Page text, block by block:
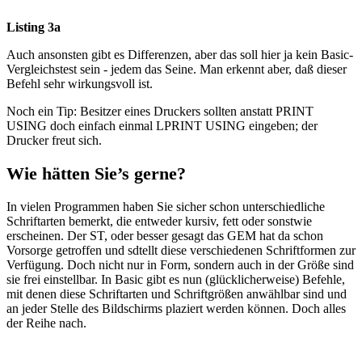
Listing 3a
Auch ansonsten gibt es Differenzen, aber das soll hier ja kein Basic-
Vergleichstest sein - jedem das Seine. Man erkennt aber, daß dieser
Befehl sehr wirkungsvoll ist.
Noch ein Tip: Besitzer eines Druckers sollten anstatt PRINT
USING doch einfach einmal LPRINT USING eingeben; der
Drucker freut sich.
Wie hätten Sie’s gerne?
In vielen Programmen haben Sie sicher schon unterschiedliche
Schriftarten bemerkt, die entweder kursiv, fett oder sonstwie
erscheinen. Der ST, oder besser gesagt das GEM hat da schon
Vorsorge getroffen und sdtellt diese verschiedenen Schriftformen zur
Verfügung. Doch nicht nur in Form, sondern auch in der Größe sind
sie frei einstellbar. In Basic gibt es nun (glücklicherweise) Befehle,
mit denen diese Schriftarten und Schriftgrößen anwählbar sind und
an jeder Stelle des Bildschirms plaziert werden können. Doch alles
der Reihe nach.